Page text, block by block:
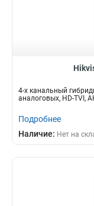
4-х канальный
аналоговых, HD-TVI,
Подробнее
Наличие: Нет на